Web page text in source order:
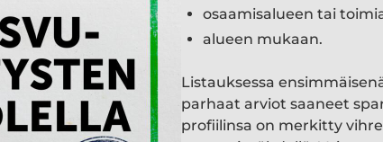
osaamisalueen tai
alueen mukaan.
Listauksessa
parhaat arviot saaneet
profiilinsa on merkitty